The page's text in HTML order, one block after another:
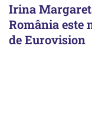
Irina
România este
de Eurovision